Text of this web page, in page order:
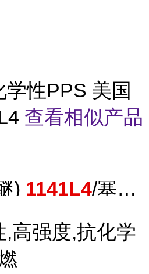
学性PPS 美国
查看相似产品
) 1141L4/塞拉尼斯
,高强度,抗化学